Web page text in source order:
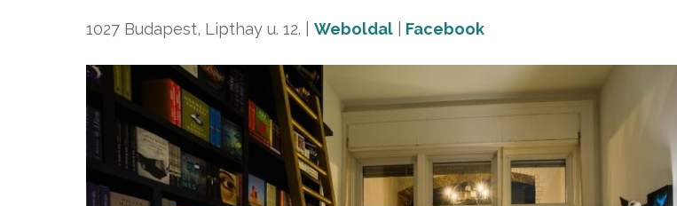
1027 Budapest, Lipthay u. 12. | Weboldal Facebook